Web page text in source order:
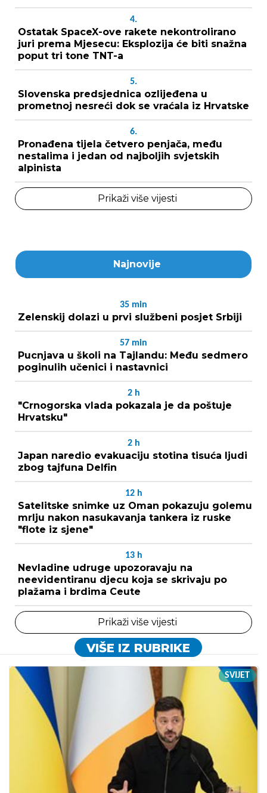
4.
Ostatak SpaceX-ove rakete nekontrolirano
juri prema Mjesecu: Eksplozija će biti snažna
poput tri tone TNT-a
5.
Slovenska predsjednica ozlijeđena u
prometnoj nesreći dok se vraćala iz Hrvatske
6.
Pronađena tijela četvero penjača, među
nestalima i jedan od najboljih svjetskih
alpinista
Prikaži više vijesti
Najnovije
35 min
Zelenskij dolazi u prvi službeni posjet Srbiji
57 min
Pucnjava u školi na Tajlandu: Među sedmero
poginulih učenici i nastavnici
2 h
"Crnogorska vlada pokazala je da poštuje
Hrvatsku"
2 h
Japan naredio evakuaciju stotina tisuća ljudi
zbog tajfuna Delfin
12 h
Satelitske snimke uz Oman pokazuju golemu
mrlju nakon nasukavanja tankera iz ruske
"flote iz sjene"
13 h
Nevladine udruge upozoravaju na
neevidentiranu djecu koja se skrivaju po
plažama i brdima Ceute
Prikaži više vijesti
VIŠE IZ RUBRIKE
SVIJET